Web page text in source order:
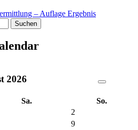
– Auflage Ergebnis
2026
Sa.
So.
2
9